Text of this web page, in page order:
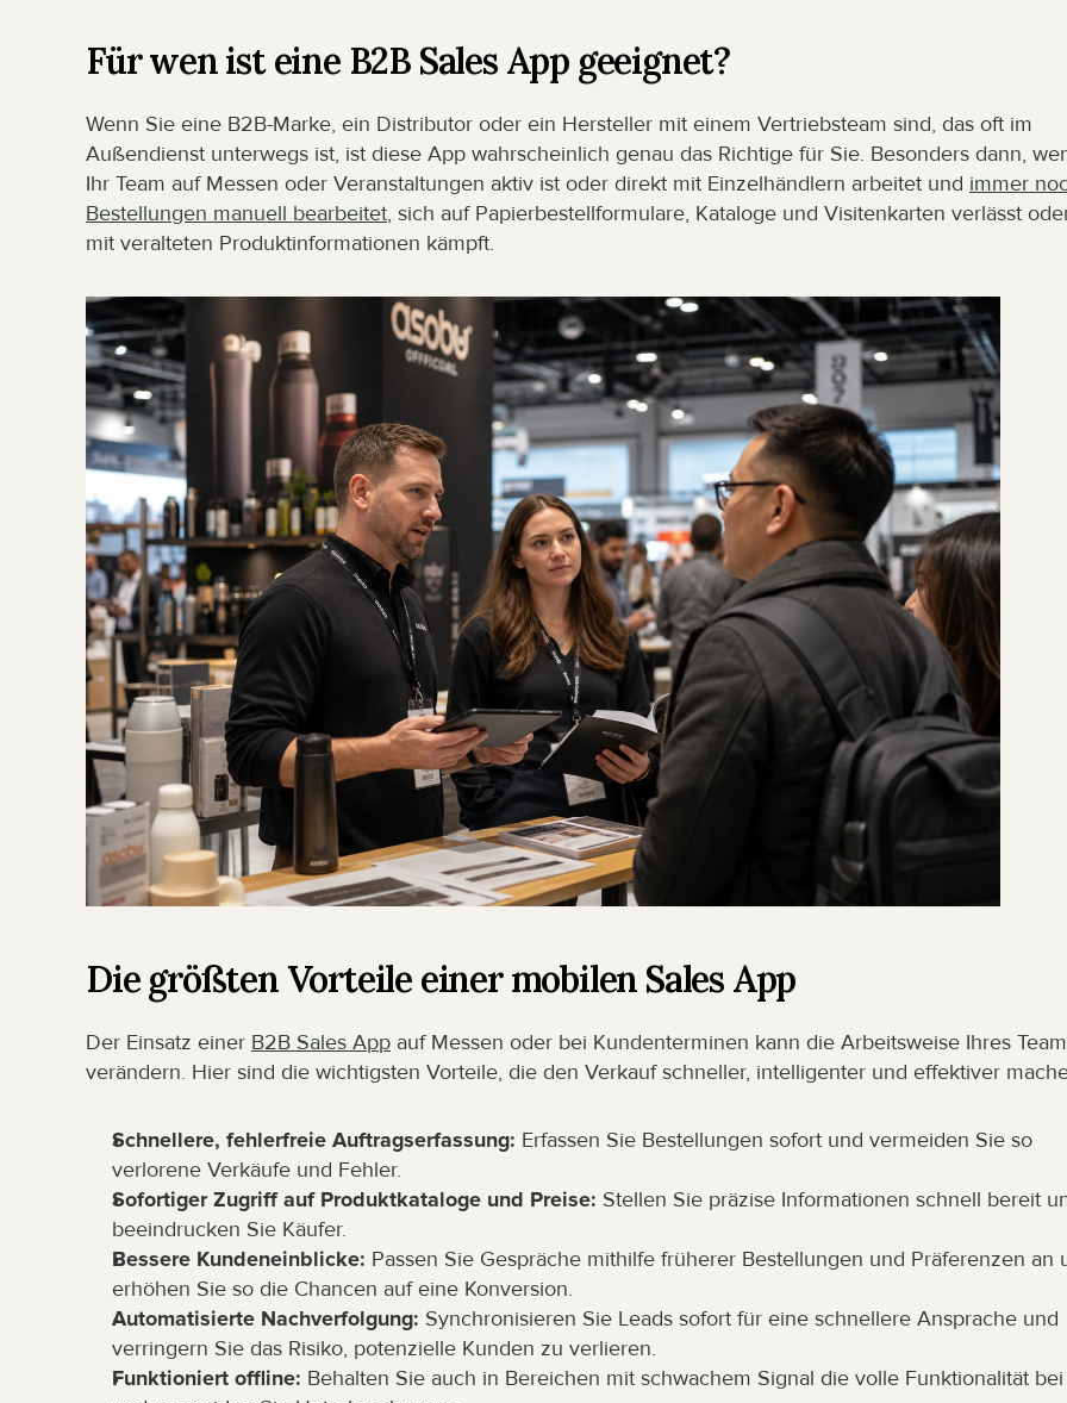
Für wen ist eine B2B Sales App geeignet?
Wenn Sie eine B2B-Marke, ein Distributor oder ein Hersteller mit einem Vertriebsteam sind, das oft im
Außendienst unterwegs ist, ist diese App wahrscheinlich genau das Richtige für Sie. Besonders dann,
Ihr Team auf Messen oder Veranstaltungen aktiv ist oder direkt mit Einzelhändlern arbeitet und immer
Bestellungen manuell bearbeitet, sich auf Papierbestellformulare, Kataloge und Visitenkarten verlässt
mit veralteten Produktinformationen kämpft.
Die größten Vorteile einer mobilen Sales App
Der Einsatz einer B2B Sales App auf Messen oder bei Kundenterminen kann die Arbeitsweise Ihres
verändern. Hier sind die wichtigsten Vorteile, die den Verkauf schneller, intelligenter und effektiver
Schnellere, fehlerfreie Auftragserfassung: Erfassen Sie Bestellungen sofort und vermeiden Sie so
verlorene Verkäufe und Fehler.
Sofortiger Zugriff auf Produktkataloge und Preise: Stellen Sie präzise Informationen schnell bereit
beeindrucken Sie Käufer.
Bessere Kundeneinblicke: Passen Sie Gespräche mithilfe früherer Bestellungen und Präferenzen an
erhöhen Sie so die Chancen auf eine Konversion.
Automatisierte Nachverfolgung: Synchronisieren Sie Leads sofort für eine schnellere Ansprache und
verringern Sie das Risiko, potenzielle Kunden zu verlieren.
Funktioniert offline: Behalten Sie auch in Bereichen mit schwachem Signal die volle Funktionalität bei